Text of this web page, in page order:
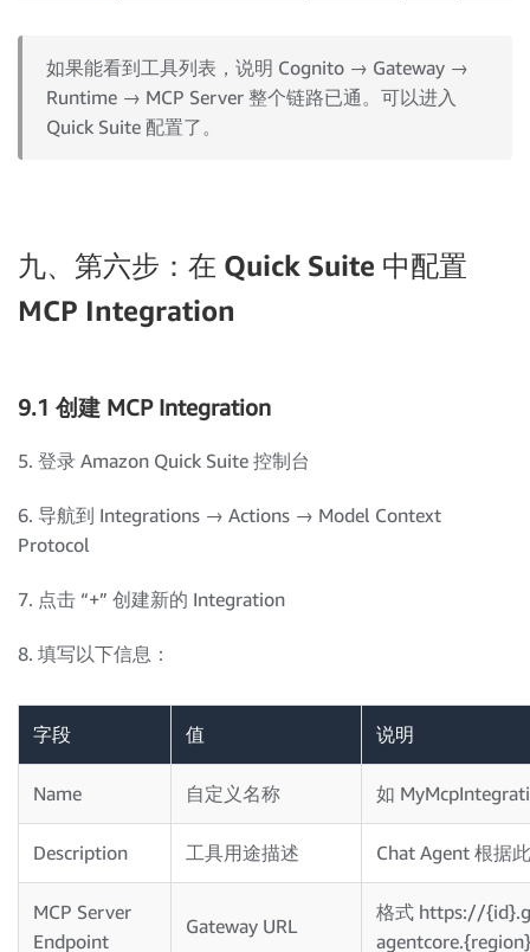
mcp_req = urllib.request. Request( cfg['gateway_url'
    data
json .dumps
"2.0",
"method" : "tools/list"
'Content-Type': 'application/json',
'Accept'
'application/json, text/event-
'Authorization'
tools = result ['result'][
for t in tools:
如果能看到工具列表，说明 Cognito → Gateway →
Runtime → MCP Server 整个链路已通。可以进入
Quick Suite 配置了。
九、第六步：在 Quick Suite 中配置
MCP Integration
9.1 创建 MCP Integration
5. 登录 Amazon Quick Suite 控制台
6. 导航到 Integrations → Actions → Model Context
Protocol
7. 点击 “+” 创建新的 Integration
8. 填写以下信息：
字段 值 说明
Name 自定义名称 如
Description 工具用途描述 Chat Agent 根据
MCP Server
Endpoint
Gateway URL
格式 https://